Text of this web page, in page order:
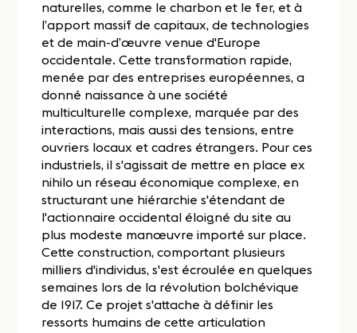
naturelles, comme le charbon et le fer, et à
l’apport massif de capitaux, de technologies
et de main-d’œuvre venue d'Europe
occidentale. Cette transformation rapide,
menée par des entreprises européennes, a
donné naissance à une société
multiculturelle complexe, marquée par des
interactions, mais aussi des tensions, entre
ouvriers locaux et cadres étrangers. Pour ces
industriels, il s'agissait de mettre en place ex
nihilo un réseau économique complexe, en
structurant une hiérarchie s'étendant de
l'actionnaire occidental éloigné du site au
plus modeste manœuvre importé sur place.
Cette construction, comportant plusieurs
milliers d'individus, s'est écroulée en quelques
semaines lors de la révolution bolchévique
de 1917. Ce projet s'attache à définir les
ressorts humains de cette articulation